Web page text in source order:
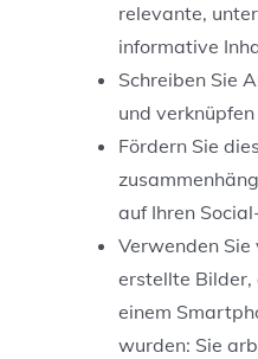
relevante,
informative
Schreiben Sie
und verknüpfen
Fördern Sie
auf Ihren
Verwenden Sie
erstellte Bilder,
einem
wurden: Sie